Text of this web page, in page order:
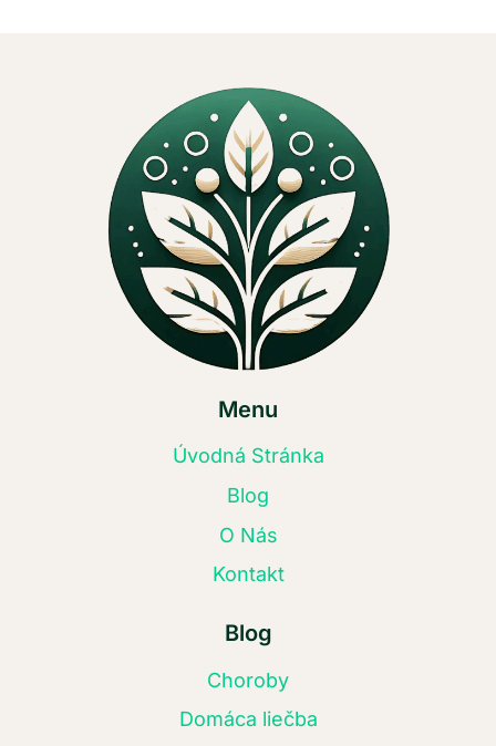
Menu
Úvodná Stránka
Blog
O Nás
Kontakt
Blog
Choroby
Domáca liečba